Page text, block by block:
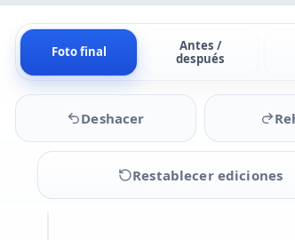
Foto final
Antes /
después
Deshacer
Restablecer ediciones